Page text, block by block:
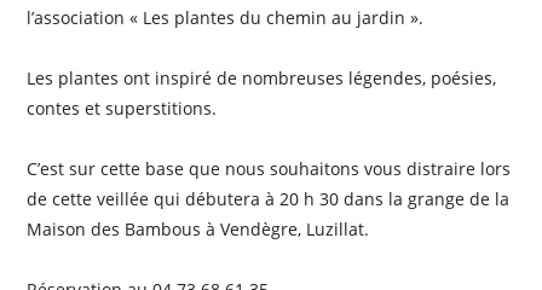
l’association « Les plantes du chemin au jardin ».
Les plantes ont inspiré de nombreuses légendes, poésies,
contes et superstitions.
C’est sur cette base que nous souhaitons vous distraire lors
de cette veillée qui débutera à 20 h 30 dans la grange de la
Maison des Bambous à Vendègre, Luzillat.